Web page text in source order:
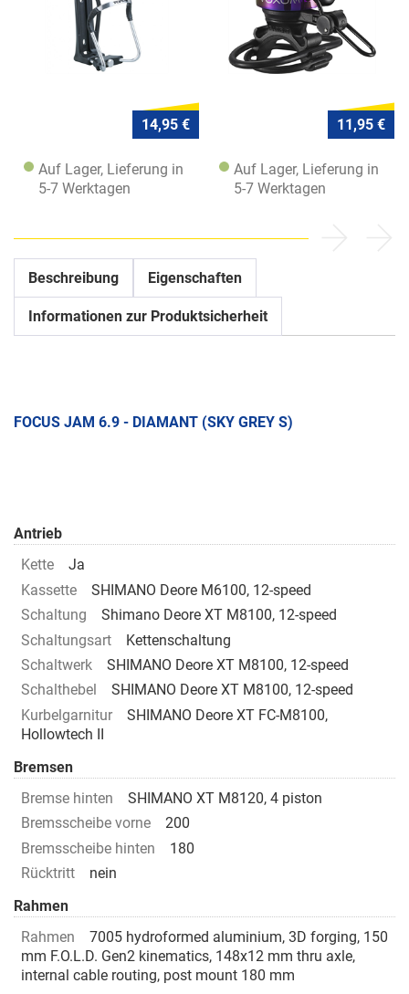
14,95 €
Auf Lager, Lieferung in
5-7 Werktagen
11,95 €
Auf Lager, Lieferung in
5-7 Werktagen
Beschreibung Eigenschaften
Informationen zur Produktsicherheit
FOCUS JAM 6.9 - DIAMANT (SKY GREY S)
Antrieb
Kette
Ja
Kassette
SHIMANO Deore M6100, 12-speed
Schaltung
Shimano Deore XT M8100, 12-speed
Schaltungsart
Kettenschaltung
Schaltwerk
SHIMANO Deore XT M8100, 12-speed
Schalthebel
SHIMANO Deore XT M8100, 12-speed
Kurbelgarnitur
SHIMANO Deore XT FC-M8100,
Hollowtech II
Bremsen
Bremse hinten
SHIMANO XT M8120, 4 piston
Bremsscheibe vorne
200
Bremsscheibe hinten
180
Rücktritt
nein
Rahmen
Rahmen
7005 hydroformed aluminium, 3D forging, 150
mm F.O.L.D. Gen2 kinematics, 148x12 mm thru axle,
internal cable routing, post mount 180 mm